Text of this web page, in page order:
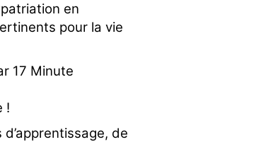
en
pour la vie
17 Minute
!
de